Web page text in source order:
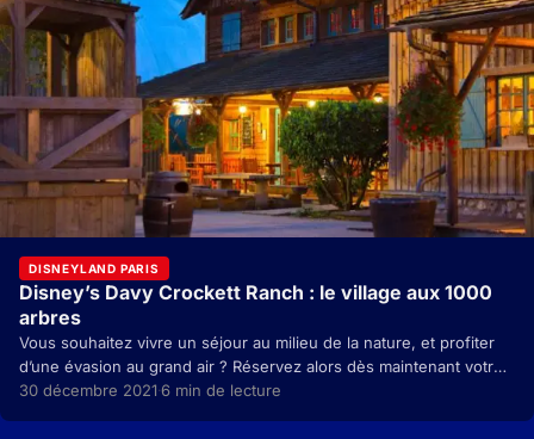
DISNEYLAND PARIS
Disney’s Davy Crockett Ranch : le village aux 1000
arbres
Vous souhaitez vivre un séjour au milieu de la nature, et profiter
d’une évasion au grand air ? Réservez alors dès maintenant votre
bungalow au…
30 décembre 2021·6 min de lecture